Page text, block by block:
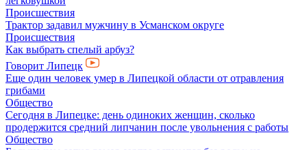
Происшествия
Трактор задавил мужчину в Усманском округе
Происшествия
Как выбрать спелый арбуз?
Говорит Липецк
Еще один человек умер в Липецкой области от отравления
грибами
Общество
Сегодня в Липецке: день одиноких женщин, сколько
продержится средний липчанин после увольнения с работы
Общество